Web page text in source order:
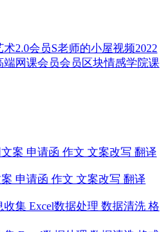
术2.0会员S老师的小屋视频2022
端网课会员会员区块情感学院课
申请函 作文 文案改写 翻译